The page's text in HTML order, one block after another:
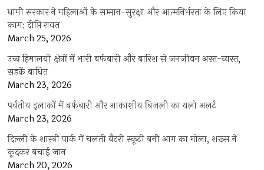
धामी सरकार ने महिलाओं के सम्मान-सुरक्षा और आत्मनिर्भरता के लिए किया
काम: दीप्ति रावत
March 25, 2026
उच्च हिमालयी क्षेत्रों में भारी बर्फबारी और बारिश से जनजीवन अस्त-व्यस्त,
सड़कें बाधित
March 23, 2026
पर्वतीय इलाकों में बर्फबारी और आकाशीय बिजली का यलो अलर्ट
March 23, 2026
दिल्ली के शास्त्री पार्क में चलती बैटरी स्कूटी बनी आग का गोला, शख्स ने
कूदकर बचाई जान
March 20, 2026